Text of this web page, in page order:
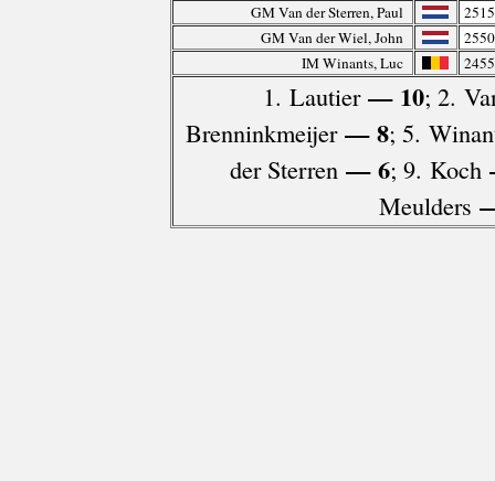
GM Van der Sterren, Paul
2515
GM Van der Wiel, John
2550
IM Winants, Luc
2455
1. Lautier— 10; 2.
Brenninkmeijer— 8; 5.
der Sterren — 6; 9. Koch
Meulders